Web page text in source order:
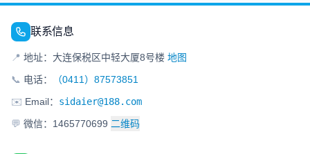
联系信息
📍 地址：大连保税区中轻大厦8号楼 地图
📞 电话：
（0411）87573851
✉️ Email： sidaier@188.com
💬 微信：1465770699 二维码